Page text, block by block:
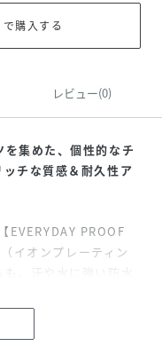
購入する
レビュー(0)
を集めた、個性的なチ
チな質感＆耐久性ア
EVERYDAY PROOF
イオンプレーティン
、汗や水に強い防水
るので、デイリー使